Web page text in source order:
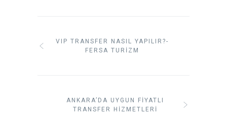
VIP TRANSFER NASIL YAPILIR?-
FERSA TURIZM
ANKARA’DA UYGUN FIYATLI
TRANSFER HIZMETLERI